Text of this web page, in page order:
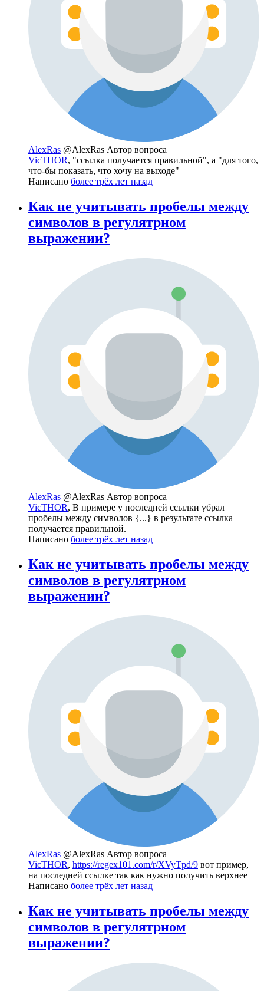
AlexRas @AlexRas Автор вопроса
VicTHOR, "ссылка получается правильной", а "для того,
что-бы показать, что хочу на выходе"
Написано более трёх лет назад
Как не учитывать пробелы между
символов в регулятрном
выражении?
AlexRas @AlexRas Автор вопроса
VicTHOR, В примере у последней ссылки убрал
пробелы между символов {...} в результате ссылка
получается правильной.
Написано более трёх лет назад
Как не учитывать пробелы между
символов в регулятрном
выражении?
AlexRas @AlexRas Автор вопроса
VicTHOR, https://regex101.com/r/XVyTpd/9 вот пример,
на последней ссылке так как нужно получить верхнее
Написано более трёх лет назад
Как не учитывать пробелы между
символов в регулятрном
выражении?